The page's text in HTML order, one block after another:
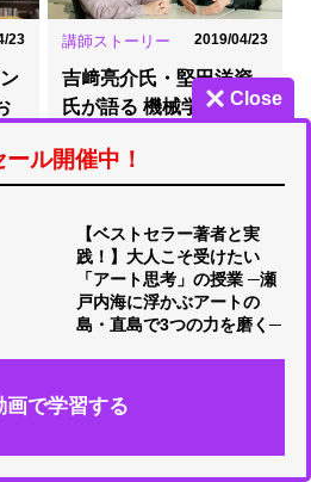
23 講師ストーリー 2019/04/23
吉﨑亮介氏・堅田洋資
氏が語る 機械学習とデ
な学習法
LPI公認「LPI資格取得
Close
ル開催中！
【ベストセラー著者と実
践！】大人こそ受けたい
「アート思考」の授業 ─瀬
戸内海に浮かぶアートの
島・直島で3つの力を磨く─
画で学習する